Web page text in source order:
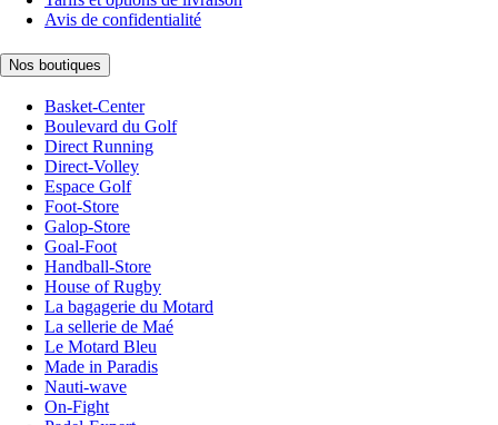
Avis de confidentialité
Nos boutiques
Basket-Center
Boulevard du Golf
Direct Running
Direct-Volley
Espace Golf
Foot-Store
Galop-Store
Goal-Foot
Handball-Store
House of Rugby
La bagagerie du Motard
La sellerie de Maé
Le Motard Bleu
Made in Paradis
Nauti-wave
On-Fight